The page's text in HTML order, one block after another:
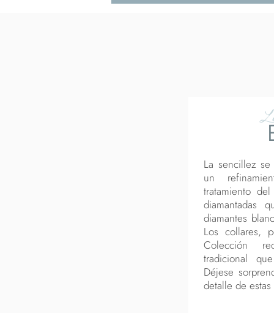
La sencillez
un
tratamiento
diamantadas
diamantes
Los collares,
Colección
tradicional
Déjese
detalle de